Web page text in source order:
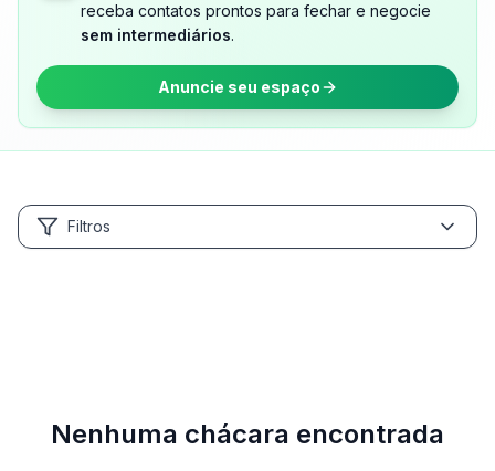
receba contatos prontos para fechar e negocie
sem intermediários.
Anuncie seu espaço
Filtros
Nenhuma chácara encontrada